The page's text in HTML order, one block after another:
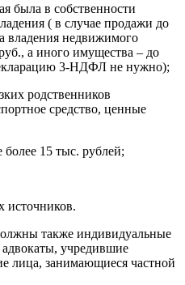
была в собственности
( в случае продажи до
владения недвижимого
а иного имущества – до
3-НДФЛ не нужно);
родственников
средство, ценные
15 тыс. рублей;
источников.
также индивидуальные
учредившие
лица, занимающиеся частной